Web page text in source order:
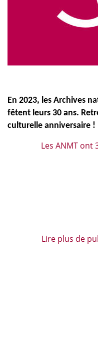
En 2023, les Archives
fêtent leurs 30 ans.
culturelle anniversaire !
Les ANMT ont
Lire plus de